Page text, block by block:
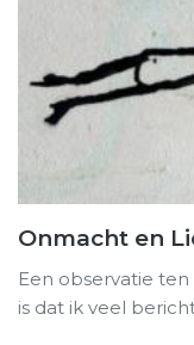
Onmacht en
Een observatie ten
is dat ik veel